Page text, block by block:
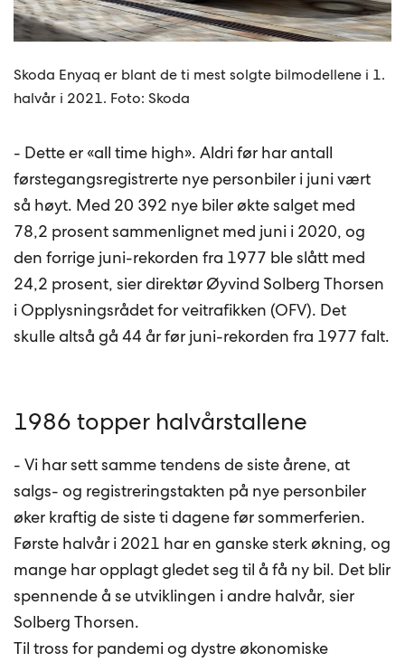
Skoda Enyaq er blant de ti mest solgte bilmodellene i 1.
halvår i 2021. Foto: Skoda
- Dette er «all time high». Aldri før har antall
førstegangsregistrerte nye personbiler i juni vært
så høyt. Med 20 392 nye biler økte salget med
78,2 prosent sammenlignet med juni i 2020, og
den forrige juni-rekorden fra 1977 ble slått med
24,2 prosent, sier direktør Øyvind Solberg Thorsen
i Opplysningsrådet for veitrafikken (OFV). Det
skulle altså gå 44 år før juni-rekorden fra 1977 falt.
1986 topper halvårstallene
- Vi har sett samme tendens de siste årene, at
salgs- og registreringstakten på nye personbiler
øker kraftig de siste ti dagene før sommerferien.
Første halvår i 2021 har en ganske sterk økning, og
mange har opplagt gledet seg til å få ny bil. Det blir
spennende å se utviklingen i andre halvår, sier
Solberg Thorsen.
Til tross for pandemi og dystre økonomiske